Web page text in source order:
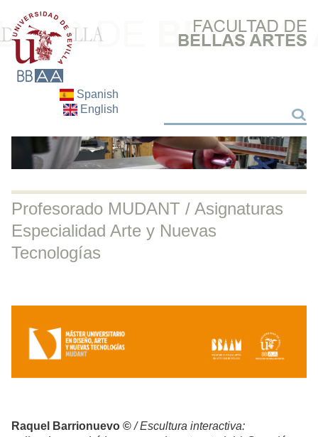
Spanish
English
Search
Profesorado MUDANT / Asignaturas
Especialidad Arte y Nuevas
Tecnologías
Raquel Barrionuevo © / Escultura interactiva: